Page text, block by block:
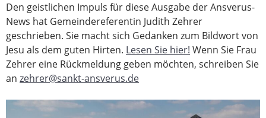
Den geistlichen Impuls für diese Ausgabe der Ansverus-
News hat Gemeindereferentin Judith Zehrer
geschrieben. Sie macht sich Gedanken zum Bildwort von
Jesu als dem guten Hirten. Lesen Sie hier! Wenn Sie Frau
Zehrer eine Rückmeldung geben möchten, schreiben Sie
an zehrer@sankt-ansverus.de